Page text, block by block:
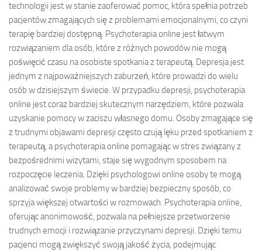
technologii jest w stanie zaoferować pomoc, która spełnia potrzeb
pacjentów zmagających się z problemami emocjonalnymi, co czyni
terapię bardziej dostępną. Psychoterapia online jest łatwym
rozwiązaniem dla osób, które z różnych powodów nie mogą
poświęcić czasu na osobiste spotkania z terapeutą. Depresja jest
jednym z najpoważniejszych zaburzeń, które prowadzi do wielu
osób w dzisiejszym świecie. W przypadku depresji, psychoterapia
online jest coraz bardziej skutecznym narzędziem, które pozwala
uzyskanie pomocy w zaciszu własnego domu. Osoby zmagające się
z trudnymi objawami depresji często czują lęku przed spotkaniem z
terapeutą, a psychoterapia online pomagając w stres związany z
bezpośrednimi wizytami, staje się wygodnym sposobem na
rozpoczęcie leczenia. Dzięki psychologowi online osoby te mogą
analizować swoje problemy w bardziej bezpieczny sposób, co
sprzyja większej otwartości w rozmowach. Psychoterapia online,
oferując anonimowość, pozwala na pełniejsze przetworzenie
trudnych emocji i rozwiązanie przyczynami depresji. Dzięki temu
pacjenci mogą zwiększyć swoją jakość życia, podejmując